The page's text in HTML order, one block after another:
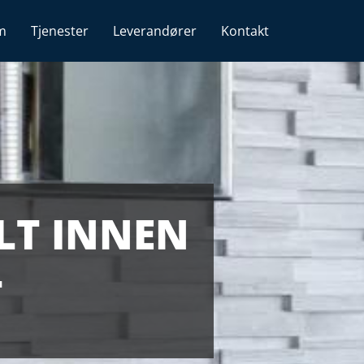
Tjenester Leverandører Kontakt
INNEN